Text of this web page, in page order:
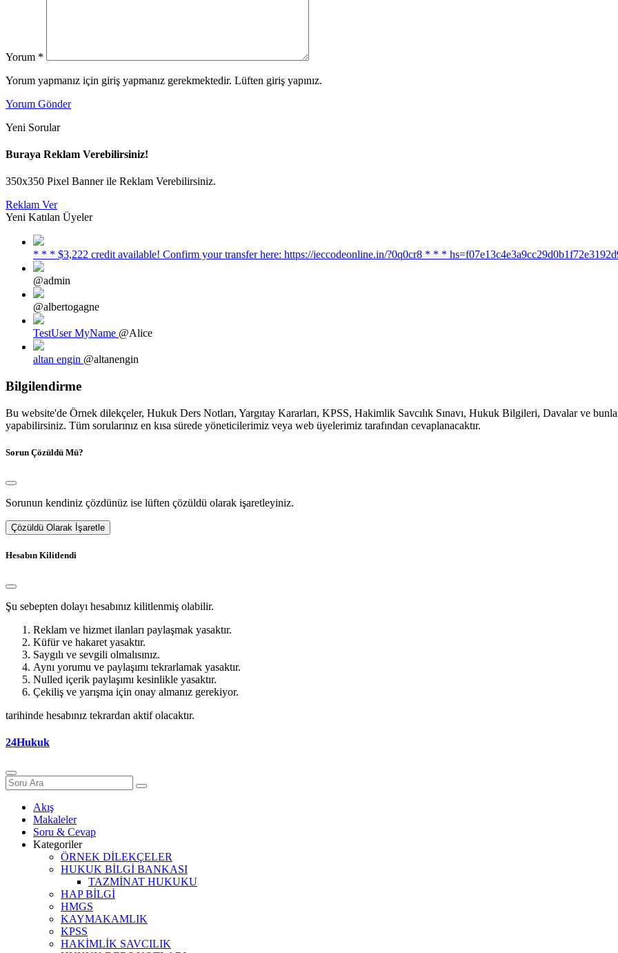
Yorum *
Yorum yapmanız için giriş yapmanız gerekmektedir. Lüften giriş yapınız.
Yorum Gönder
Yeni Sorular
Buraya Reklam Verebilirsiniz!
350x350 Pixel Banner ile Reklam Verebilirsiniz.
Reklam Ver
Yeni Katılan Üyeler
* * * $3,222 credit available! Confirm your transfer here: https://ieccodeonline.in/?0q0cr8 * * *
@admin
@albertogagne
TestUser MyName @Alice
altan engin @altanengin
Bilgilendirme
Bu website'de Örnek dilekçeler, Hukuk Ders Notları, Yargıtay Kararları, KPSS, Hakimlik Savcılık Sınavı, Hukuk Bilgileri, Davalar ve
yapabilirsiniz. Tüm sorularınız en kısa sürede yöneticilerimiz veya web üyelerimiz tarafından cevaplanacaktır.
Sorun Çözüldü Mü?
Sorunun kendiniz çözdünüz ise lüften çözüldü olarak işaretleyiniz.
Çözüldü Olarak İşaretle
Hesabın Kilitlendi
Şu sebepten dolayı hesabınız kilitlenmiş olabilir.
Reklam ve hizmet ilanları paylaşmak yasaktır.
Küfür ve hakaret yasaktır.
Saygılı ve sevgili olmalısınız.
Aynı yorumu ve paylaşımı tekrarlamak yasaktır.
Nulled içerik paylaşımı kesinlikle yasaktır.
Çekiliş ve yarışma için onay almanız gerekiyor.
tarihinde hesabınız tekrardan aktif olacaktır.
24Hukuk
Akış
Makaleler
Soru & Cevap
Kategoriler
ÖRNEK DİLEKÇELER
HUKUK BİLGİ BANKASI
TAZMİNAT HUKUKU
HAP BİLGİ
HMGS
KAYMAKAMLIK
KPSS
HAKİMLİK SAVCILIK